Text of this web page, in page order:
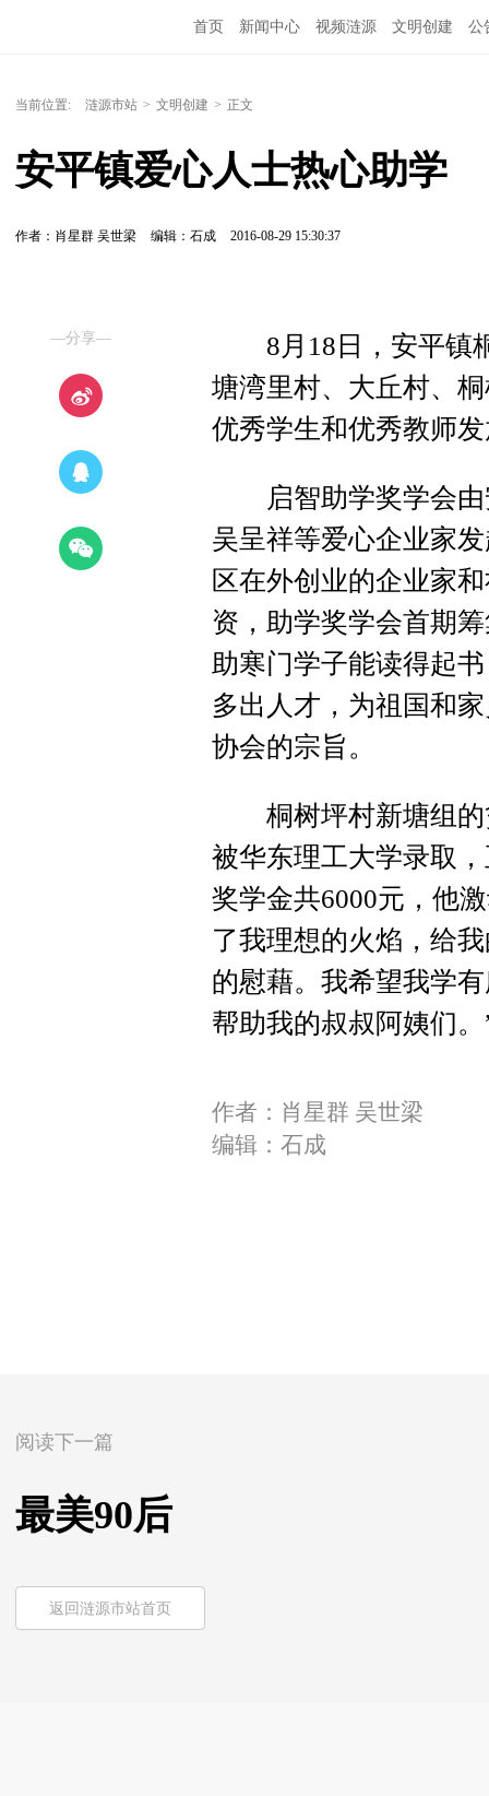
首页 新闻中心 视频涟源 文明创建 公
当前位置: 涟源市站 > 文明创建 > 正文
安平镇爱心人士热心助学
作者：肖星群 吴世梁 编辑：石成 2016-08-29 15:30:37
—分享—
8月18日，安平镇桐
塘湾里村、大丘村、
优秀学生和优秀教师
启智助学奖学会由
吴呈祥等爱心企业家
区在外创业的企业家
资，助学奖学会首期
助寒门学子能读得起
多出人才，为祖国和
协会的宗旨。
桐树坪村新塘组的
被华东理工大学录取
奖学金共6000元，他
了我理想的火焰，给
的慰藉。我希望我学
帮助我的叔叔阿姨们。
作者：肖星群 吴世梁
编辑：石成
阅读下一篇
最美90后
返回涟源市站首页